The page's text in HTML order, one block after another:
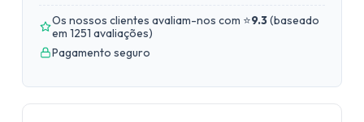
Os nossos clientes avaliam-nos com ⭐9.3(baseado
em 1251 avaliações)
Pagamento seguro